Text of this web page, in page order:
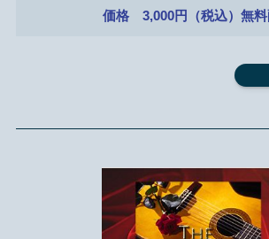
価格 3,000円（税込）無料